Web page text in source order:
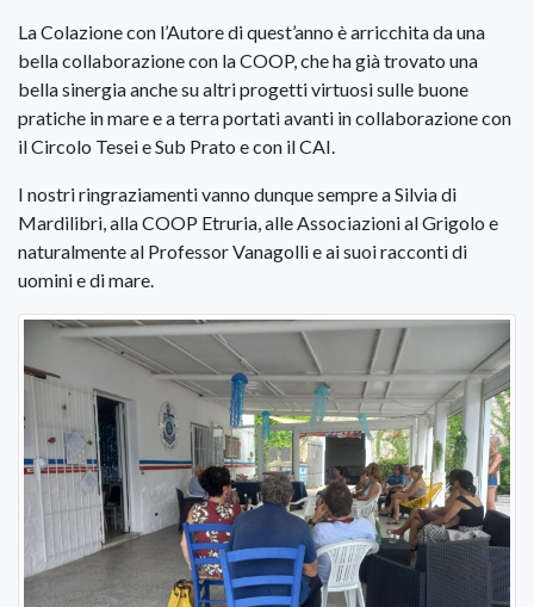
La Colazione con l’Autore di quest’anno è arricchita da una
bella collaborazione con la COOP, che ha già trovato una
bella sinergia anche su altri progetti virtuosi sulle buone
pratiche in mare e a terra portati avanti in collaborazione con
il Circolo Tesei e Sub Prato e con il CAI.
I nostri ringraziamenti vanno dunque sempre a Silvia di
Mardilibri, alla COOP Etruria, alle Associazioni al Grigolo e
naturalmente al Professor Vanagolli e ai suoi racconti di
uomini e di mare.